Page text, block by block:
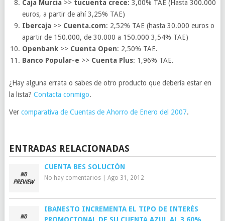
Caja Murcia >> tucuenta crece: 3,00% TAE (Hasta 300.000
euros, a partir de ahí 3,25% TAE)
Ibercaja >> Cuenta.com: 2,52% TAE (hasta 30.000 euros o
apartir de 150.000, de 30.000 a 150.000 3,54% TAE)
Openbank >> Cuenta Open: 2,50% TAE.
Banco Popular-e >> Cuenta Plus: 1,96% TAE.
¿Hay alguna errata o sabes de otro producto que debería estar en
la lista? Contacta conmigo.
Ver comparativa de Cuentas de Ahorro de Enero del 2007.
ENTRADAS RELACIONADAS
CUENTA BES SOLUCIÓN
No hay comentarios| Ago 31, 2012
IBANESTO INCREMENTA EL TIPO DE INTERÉS